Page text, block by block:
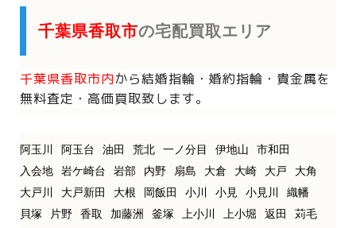
千葉県香取市の宅配買取エリア
千葉県香取市内から結婚指輪・婚約指輪・貴金属を
無料査定・高価買取致します。
阿玉川 阿玉台 油田 荒北 一ノ分目 伊地山
市和田
入会地
岩ケ崎台 岩部 内野 扇島 大倉 大崎 大戸
大角
大戸川
大戸新田 大根 岡飯田 小川 小見 小見川
織幡
貝塚
片野 香取 加藤洲 釜塚 上小川 上小堀 返田
苅毛